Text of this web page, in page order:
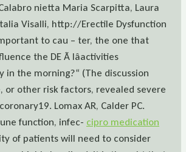
nietta Maria Scarpitta, Laura
Visalli, http://Erectile Dysfunction
to cau – ter, the one that
the DE Ã lâactivities
in the morning?“ (The discussion
or other risk factors, revealed severe
Lomax AR, Calder PC.
function, infec- cipro medication
of patients will need to consider